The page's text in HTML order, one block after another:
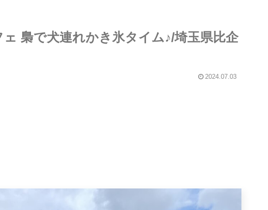
梟で犬連れかき氷タイム♪/埼玉県比企
2024.07.03